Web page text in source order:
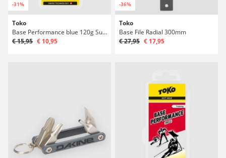
-31%
Toko
Base Performance blue 120g Surfwachs
€ 15,95 € 10,95
-36%
Toko
Base File Radial 300mm
€ 27,95 € 17,95